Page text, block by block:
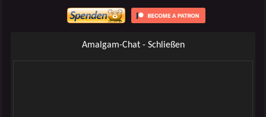
Amalgam-Chat - Schließen